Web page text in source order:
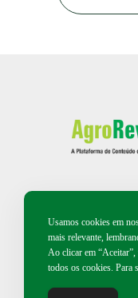
Usamos cookies em
mais relevante,
Ao clicar em “Aceitar”,
todos os cookies. Para